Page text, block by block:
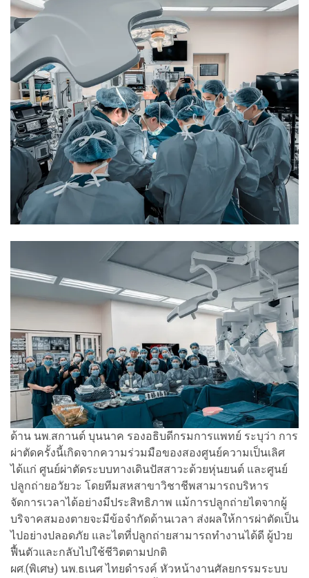
ด้าน นพ.สกานต์ บุนนาค รองอธิบดีกรมการแพทย์ ระบุว่า การ
ผ่าตัดครั้งนี้เกิดจากความร่วมมือของสองศูนย์ความเป็นเลิศ
ได้แก่ ศูนย์ผ่าตัดระบบทางเดินปัสสาวะด้วยหุ่นยนต์ และศูนย์
ปลูกถ่ายอวัยวะ โดยทีมสหสาขาวิชาชีพสามารถบริหาร
จัดการเวลาได้อย่างมีประสิทธิภาพ แม้การปลูกถ่ายไตจากผู้
บริจาคสมองตายจะมีข้อจำกัดด้านเวลา ส่งผลให้การผ่าตัดเป็น
ไปอย่างปลอดภัย และไตที่ปลูกถ่ายสามารถทำงานได้ดี ผู้ป่วย
ฟื้นตัวและกลับไปใช้ชีวิตตามปกติ
ผศ.(พิเศษ) นพ.ธเนศ ไทยดำรงค์ หัวหน้างานศัลยกรรมระบบ